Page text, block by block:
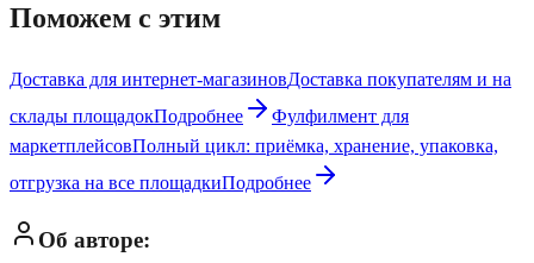
Поможем с этим
Доставка для интернет-магазиновДоставка покупателям и на
склады площадокПодробнее
Фулфилмент для
маркетплейсовПолный цикл: приёмка, хранение, упаковка,
отгрузка на все площадкиПодробнее
Об авторе: